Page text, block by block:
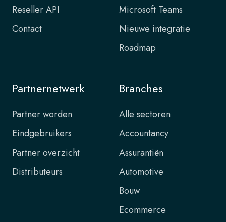
Reseller API
Contact
Microsoft Teams
Nieuwe integratie
Roadmap
Partnernetwerk
Partner worden
Eindgebruikers
Partner overzicht
Distributeurs
Branches
Alle sectoren
Accountancy
Assurantiën
Automotive
Bouw
Ecommerce